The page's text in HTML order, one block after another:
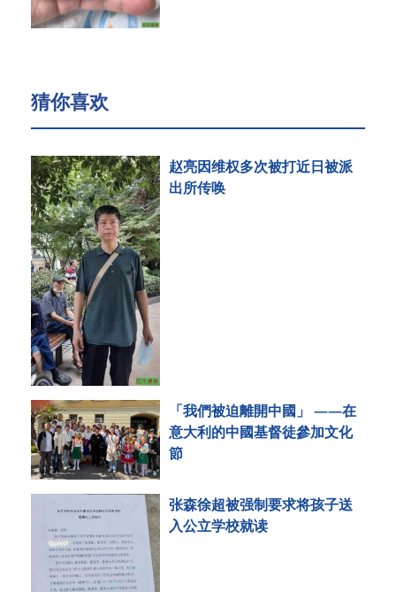
猜你喜欢
赵亮因维权多次被打近日被派
出所传唤
「我們被迫離開中國」 ——在
意大利的中國基督徒參加文化
節
张森徐超被强制要求将孩子送
入公立学校就读